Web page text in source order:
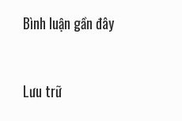
Bình luận gần đây
Lưu trữ